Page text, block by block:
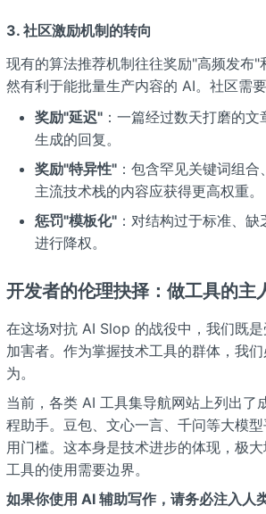
3. 社区激励机制的转向
现有的算法推荐机制往往奖励"高频发布"
然有利于能批量生产内容的 AI。社区需
奖励"延迟"：一篇经过数天打磨的文
生成的回复。
奖励"特异性"：包含罕见关键词组合
主流技术栈的内容应获得更高权重。
惩罚"模板化"：对结构过于标准、缺
进行降权。
开发者的伦理抉择：做工具的主
在这场对抗 AI Slop 的战役中，我们既
加害者。作为掌握技术工具的群体，我
为。
当前，各类 AI 工具集导航网站上列出了
程助手。豆包、文心一言、千问等大模
用门槛。这本身是技术进步的体现，极
工具的使用需要边界。
如果你使用 AI 辅助写作，请务必注入人